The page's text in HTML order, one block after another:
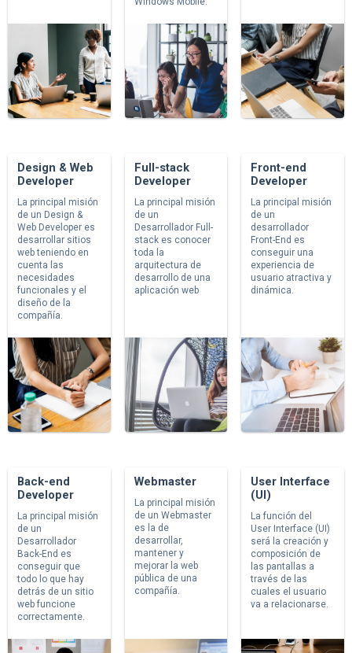
Design & Web
Developer
La principal misión
de un Design &
Web Developer es
desarrollar sitios
web teniendo en
cuenta las
necesidades
funcionales y el
diseño de la
compañía.
Full-stack
Developer
La principal misión
de un
Desarrollador Full-
stack es conocer
toda la
arquitectura de
desarrollo de una
aplicación web
Front-end
Developer
La principal misión
de un
desarrollador
Front-End es
conseguir una
experiencia de
usuario atractiva y
dinámica.
Back-end
Developer
La principal misión
de un
Desarrollador
Back-End es
conseguir que
todo lo que hay
detrás de un sitio
web funcione
correctamente.
Webmaster
La principal misión
de un Webmaster
es la de
desarrollar,
mantener y
mejorar la web
pública de una
compañía.
User Interface
(UI)
La función del
User Interface (UI)
será la creación y
composición de
las pantallas a
través de las
cuales el usuario
va a relacionarse.